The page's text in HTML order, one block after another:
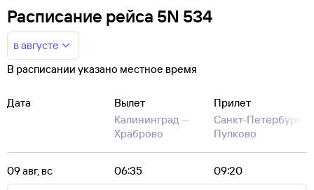
Расписание рейса 5N 534
в августе
В расписании указано местное время
Дата
Вылет
Калининград —
Храброво
Прилет
Санкт-Петербург —
Пулково
09 авг, вс 06:35
09:20